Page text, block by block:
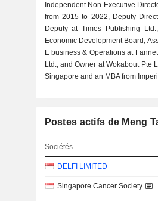
Independent Non-Executive
from 2015 to 2022, Deputy
Deputy at Times Publishing
Economic Development Board,
E business & Operations at
Ltd., and Owner at Wokabout Pte
Singapore and an MBA from
Postes actifs de Meng
Sociétés
DELFI LIMITED
Singapore Cancer Society